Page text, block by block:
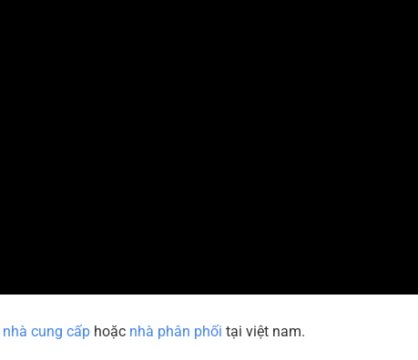
nhà cung cấp hoặc nhà phân phối tại việt nam.